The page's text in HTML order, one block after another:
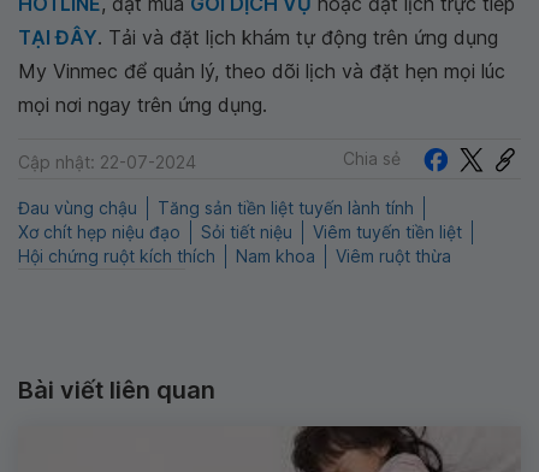
TẠI ĐÂY. Tải và đặt lịch khám tự động trên ứng dụng
My Vinmec để quản lý, theo dõi lịch và đặt hẹn mọi lúc
mọi nơi ngay trên ứng dụng.
Cập nhật: 22-07-2024 Chia sẻ
Đau vùng chậu
Tăng sản tiền liệt tuyến lành tính
Xơ chít hẹp niệu đạo
Sỏi tiết niệu
Viêm tuyến tiền liệt
Hội chứng ruột kích thích
Nam khoa Viêm ruột thừa
Bài viết liên quan